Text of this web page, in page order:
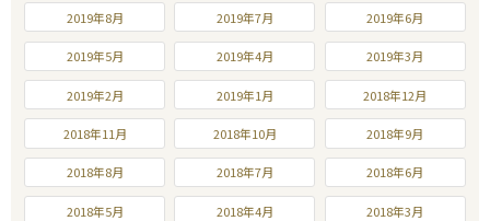
2019年8月 2019年7月 2019年6月
2019年5月 2019年4月 2019年3月
2019年2月 2019年1月 2018年12月
2018年11月 2018年10月 2018年9月
2018年8月 2018年7月 2018年6月
2018年5月 2018年4月 2018年3月